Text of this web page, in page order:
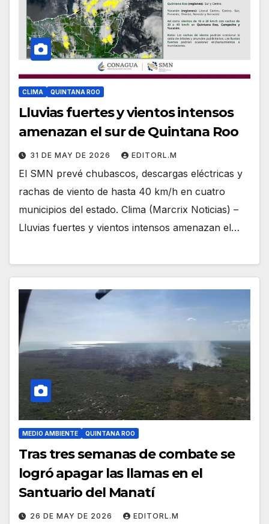
CLIMA QUINTANA ROO
Lluvias fuertes y vientos intensos
amenazan el sur de Quintana Roo
31 DE MAY DE 2026 EDITORL.M
El SMN prevé chubascos, descargas eléctricas y
rachas de viento de hasta 40 km/h en cuatro
municipios del estado. Clima (Marcrix Noticias) –
Lluvias fuertes y vientos intensos amenazan el…
MEDIO AMBIENTE QUINTANA ROO
Tras tres semanas de combate se
logró apagar las llamas en el
Santuario del Manatí
26 DE MAY DE 2026 EDITORL.M